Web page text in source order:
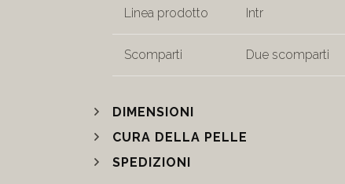
Linea prodotto Intr
Scomparti Due scomparti
DIMENSIONI
CURA DELLA PELLE
SPEDIZIONI